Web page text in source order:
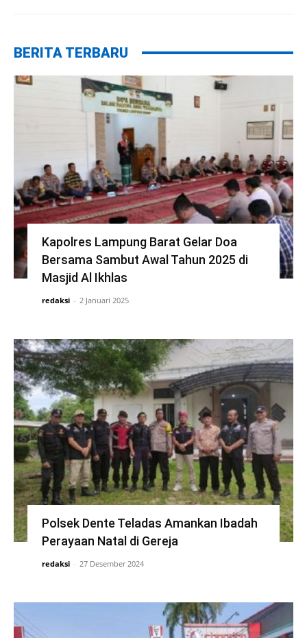
BERITA TERBARU
Kapolres Lampung Barat Gelar Doa
Bersama Sambut Awal Tahun 2025 di
Masjid Al Ikhlas
redaksi - 2 Januari 2025
Polsek Dente Teladas Amankan Ibadah
Perayaan Natal di Gereja
redaksi - 27 Desember 2024